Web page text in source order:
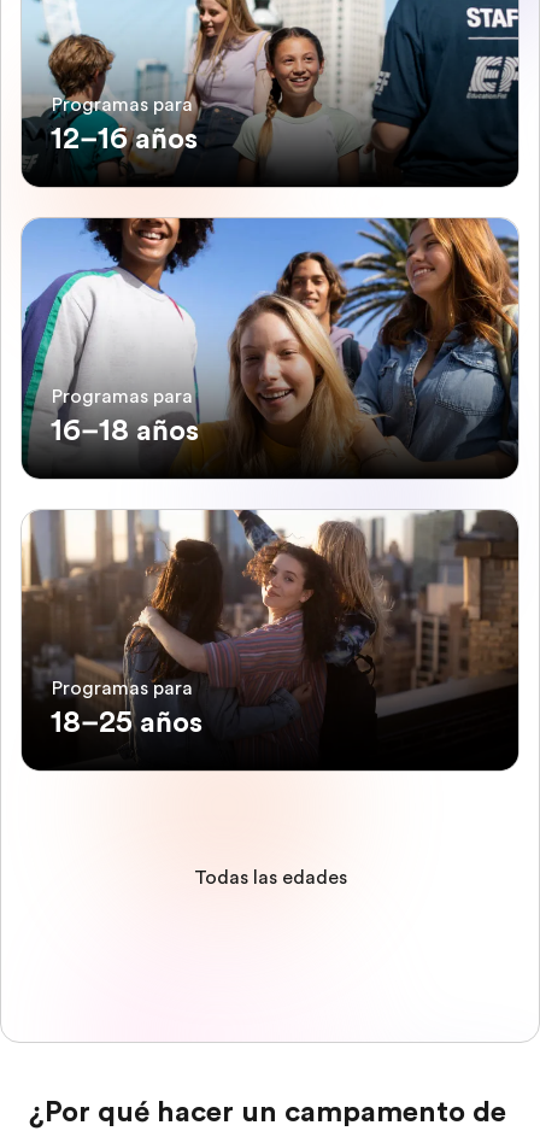
Programas para
12–16 años
Programas para
16–18 años
Programas para
18–25 años
Todas las edades
¿Por qué hacer un campamento de